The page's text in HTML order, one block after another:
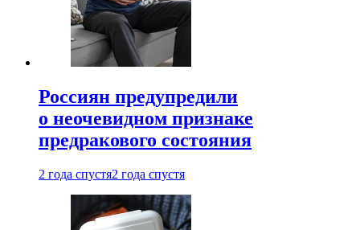
Россиян предупредили
о неочевидном признаке
предракового состояния
2 года спустя2 года спустя